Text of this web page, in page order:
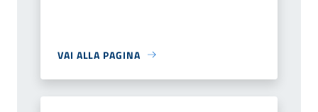
VAI ALLA PAGINA